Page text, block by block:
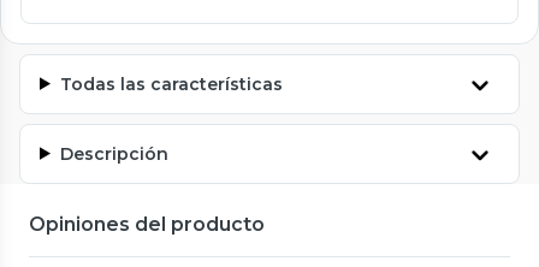
Todas las características
Descripción
Opiniones del producto